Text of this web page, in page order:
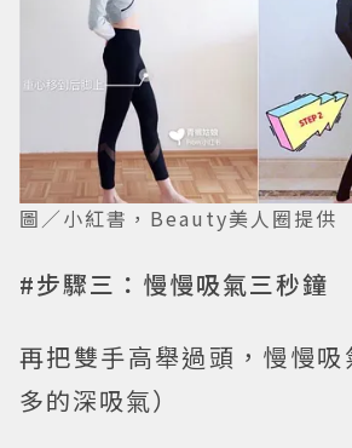
圖／小紅書，Beauty美人圈提供
#步驟三：慢慢吸氣三秒鐘
再把雙手高舉過頭，慢慢
多的深吸氣）